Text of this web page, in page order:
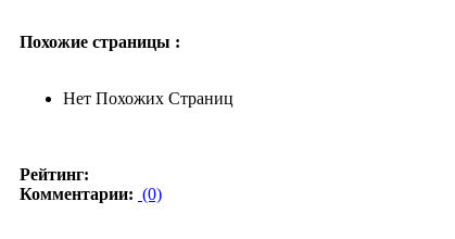
Похожие страницы :
Нет Похожих Страниц
Рейтинг:
Комментарии: (0)